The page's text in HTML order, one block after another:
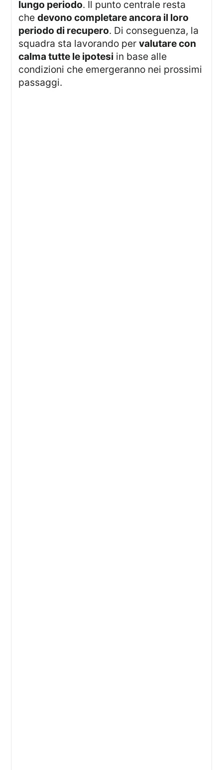
lungo periodo. Il punto centrale resta
chedevono completare ancora il loro
periodo di recupero. Di conseguenza, la
squadra sta lavorando pervalutare con
calma tutte le ipotesi in base alle
condizioni che emergeranno nei prossimi
passaggi.